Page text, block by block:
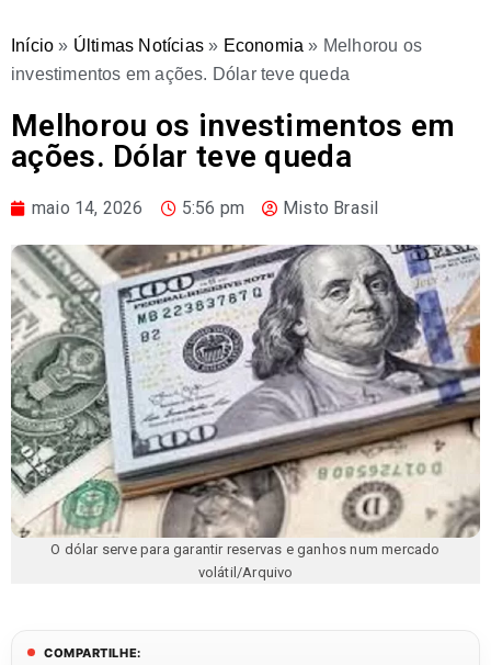
Início » Últimas Notícias » Economia » Melhorou os
investimentos em ações. Dólar teve queda
Melhorou os investimentos em
ações. Dólar teve queda
maio 14, 2026 5:56 pm Misto Brasil
O dólar serve para garantir reservas e ganhos num mercado
volátil/Arquivo
COMPARTILHE: